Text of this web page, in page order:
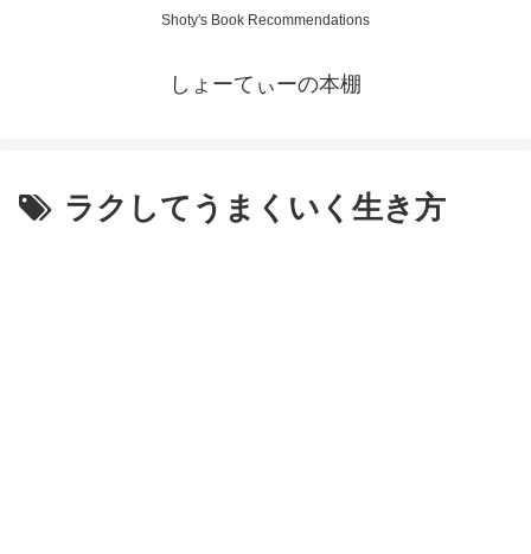
Shoty's Book Recommendations
しょーてぃーの本棚
ラクしてうまくいく生き方